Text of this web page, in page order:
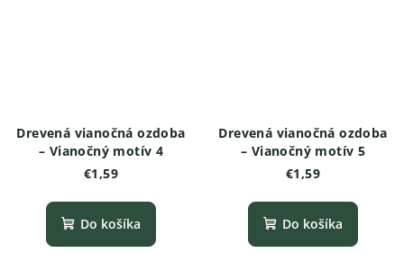
Drevená vianočná ozdoba
– Vianočný motív 4
€1,59
Do košíka
Drevená vianočná ozdoba
– Vianočný motív 5
€1,59
Do košíka